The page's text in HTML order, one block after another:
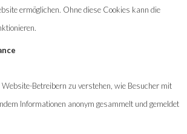
ermöglichen. Ohne diese Cookies kann die
Betreibern zu verstehen, wie Besucher mit
Informationen anonym gesammelt und gemeldet